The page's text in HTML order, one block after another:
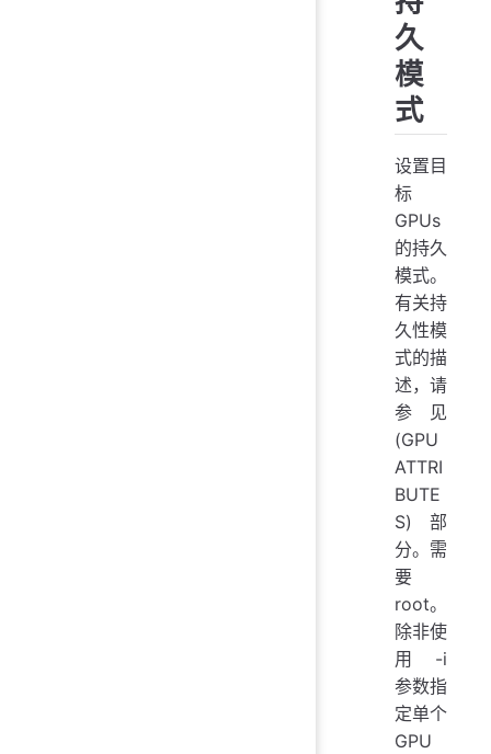
久
模
式
设置目
标
GPUs
的持久
模式。
有关持
久性模
式的描
述，请
参见
(GPU
ATTRI
BUTE
S) 部
分。需
要
root。
除非使
用 -i
参数指
定单个
GPU